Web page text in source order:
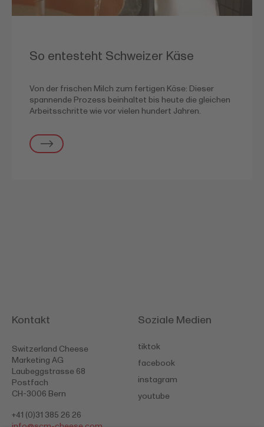
So entesteht Schweizer Käse
Von der frischen Milch zum fertigen Käse: Dieser
spannende Prozess beinhaltet bis heute die gleichen
Arbeitsschritte wie vor vielen hundert Jahren.
Kontakt
Switzerland Cheese
Marketing AG
Laubeggstrasse 68
Postfach
CH-3006 Bern
+41 (0)31 385 26 26
Soziale Medien
tiktok
facebook
instagram
youtube